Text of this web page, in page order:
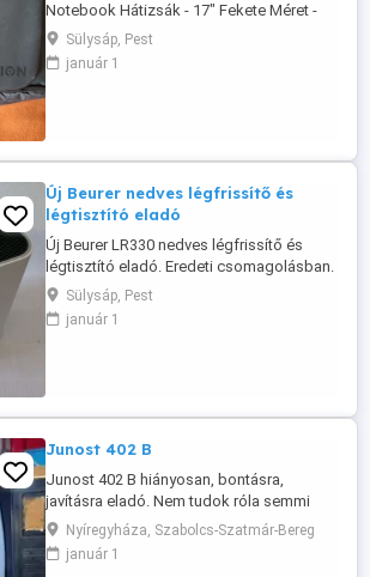
Notebook Hátizsák - 17" Fekete Méret -
40x35x12 cm Állítható hevederek, fekete-
sötétszürke kivitel. Esetleg átvehető
Budapesten is, egyeztetett helyszínen. 20-
Sülysáp, Pest
január 1
Új Beurer nedves légfrissítő és
légtisztító eladó
Új Beurer LR330 nedves légfrissítő és
légtisztító eladó. Eredeti csomagolásban.
Magyar nyelvű használati útmutató
mellékelve. Ingyenesen átvehető
egyeztetett budapesti helyszínen. -
Sülysáp, Pest
január 1
Junost 402 B
Junost 402 B hiányosan, bontásra,
javításra eladó. Nem tudok róla semmi
továbbit... Megtekinthető Nyíregyháza.
Posta megoldható, banki előreutalással,
banki befizetéssel, Magyar Posta
Nyíregyháza, Szabolcs-Szatmár-Bereg
január 1